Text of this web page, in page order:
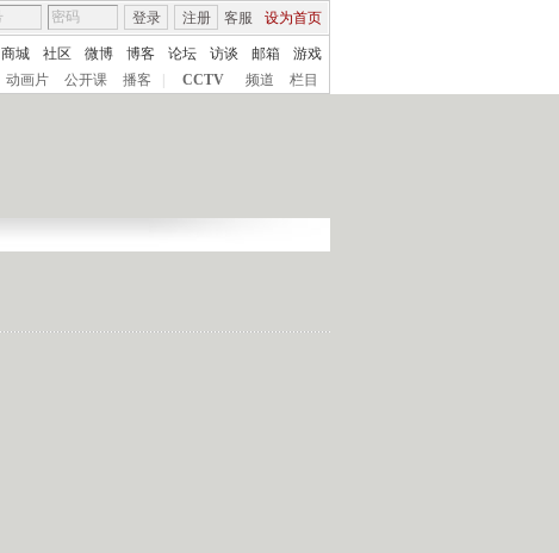
客服 设为首页
登录 注册
商城 社区 微博 博客 论坛 访谈 邮箱
游戏
动画片 公开课 播客 CCTV 频道 栏目